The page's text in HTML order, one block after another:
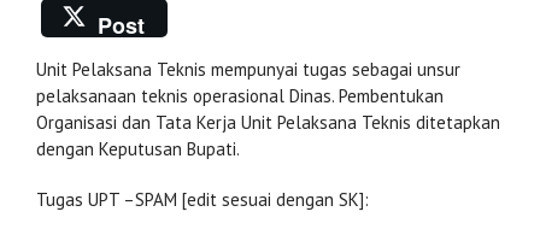
Post
Unit Pelaksana Teknis mempunyai tugas sebagai unsur
pelaksanaan teknis operasional Dinas. Pembentukan
Organisasi dan Tata Kerja Unit Pelaksana Teknis ditetapkan
dengan Keputusan Bupati.
Tugas UPT –SPAM [edit sesuai dengan SK]: